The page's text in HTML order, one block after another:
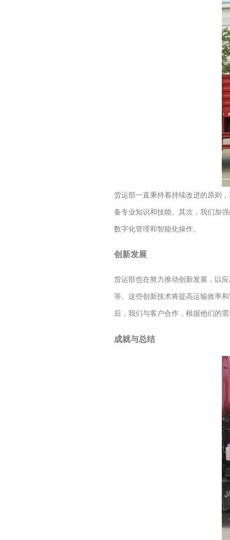
货运部一直秉持着持续改进的原则
备专业知识和技能。其次，我们加
数字化管理和智能化操作。
创新发展
货运部也在努力推动创新发展，以
等。这些创新技术将提高运输效率
后，我们与客户合作，根据他们的
成就与总结